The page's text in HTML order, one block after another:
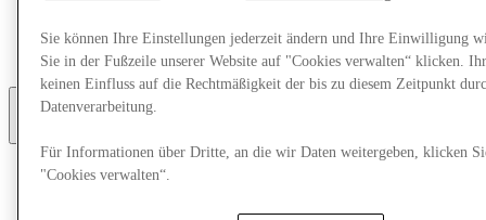
Entdecke die Region
Geschenkkarte
Sie können Ihre Einstellungen jederzeit ändern und Ihre Einwilligung
Sie in der Fußzeile unserer Website auf "Cookies verwalten“ klicken.
keinen Einfluss auf die Rechtmäßigkeit der bis zu diesem Zeitpunkt
Datenverarbeitung.
Für Informationen über Dritte, an die wir Daten weitergeben, klicken
"Cookies verwalten“.